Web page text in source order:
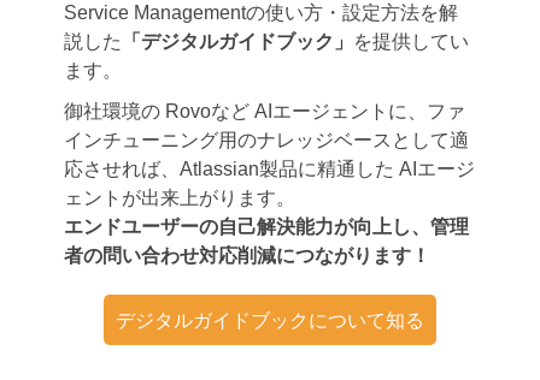
Service Managementの使い方・設定方法を解
説した
「デジタルガイドブック」 を提供してい
ます。
御社環境の Rovoなど AIエージェントに、ファ
インチューニング用のナレッジベースとして適
応させれば、Atlassian製品に精通した AIエージ
ェントが出来上がります。
エンドユーザーの自己解決能力が向上し、管理
者の問い合わせ対応削減につながります！
デジタルガイドブックについて知る